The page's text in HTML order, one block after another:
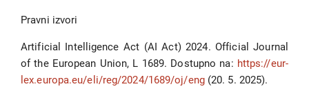
Pravni izvori
Artificial Intelligence Act (AI Act) 2024. Official Journal
of the European Union, L 1689. Dostupno na: https://eur-
lex.europa.eu/eli/reg/2024/1689/oj/eng(20. 5. 2025).